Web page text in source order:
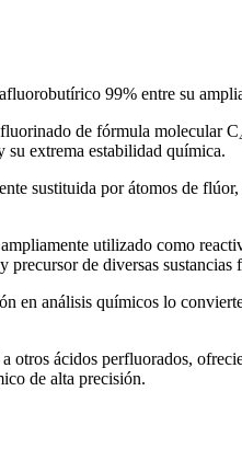
99% entre su
de fórmula molecular
su extrema estabilidad química.
sustituida por átomos de
utilizado como
de diversas sustancias
en análisis químicos lo
otros ácidos perfluorados,
de alta precisión.